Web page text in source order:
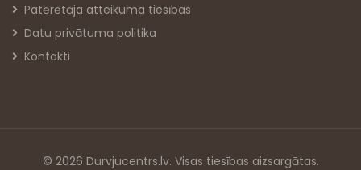
Patērētāja atteikuma tiesības
Datu privātuma politika
Kontakti
© 2026 Durvjucentrs.lv. Visas tiesības aizsargātas.